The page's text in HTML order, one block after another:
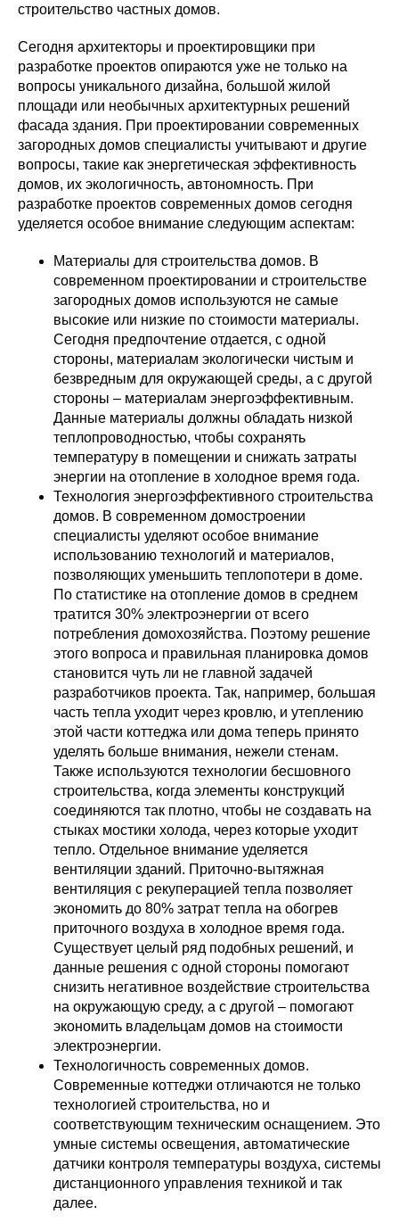
строительство частных домов.
Сегодня архитекторы и проектировщики при
разработке проектов опираются уже не только на
вопросы уникального дизайна, большой жилой
площади или необычных архитектурных решений
фасада здания. При проектировании современных
загородных домов специалисты учитывают и другие
вопросы, такие как энергетическая эффективность
домов, их экологичность, автономность. При
разработке проектов современных домов сегодня
уделяется особое внимание следующим аспектам:
Материалы для строительства домов. В
современном проектировании и строительстве
загородных домов используются не самые
высокие или низкие по стоимости материалы.
Сегодня предпочтение отдается, с одной
стороны, материалам экологически чистым и
безвредным для окружающей среды, а с другой
стороны – материалам энергоэффективным.
Данные материалы должны обладать низкой
теплопроводностью, чтобы сохранять
температуру в помещении и снижать затраты
энергии на отопление в холодное время года.
Технология энергоэффективного строительства
домов. В современном домостроении
специалисты уделяют особое внимание
использованию технологий и материалов,
позволяющих уменьшить теплопотери в доме.
По статистике на отопление домов в среднем
тратится 30% электроэнергии от всего
потребления домохозяйства. Поэтому решение
этого вопроса и правильная планировка домов
становится чуть ли не главной задачей
разработчиков проекта. Так, например, большая
часть тепла уходит через кровлю, и утеплению
этой части коттеджа или дома теперь принято
уделять больше внимания, нежели стенам.
Также используются технологии бесшовного
строительства, когда элементы конструкций
соединяются так плотно, чтобы не создавать на
стыках мостики холода, через которые уходит
тепло. Отдельное внимание уделяется
вентиляции зданий. Приточно-вытяжная
вентиляция с рекуперацией тепла позволяет
экономить до 80% затрат тепла на обогрев
приточного воздуха в холодное время года.
Существует целый ряд подобных решений, и
данные решения с одной стороны помогают
снизить негативное воздействие строительства
на окружающую среду, а с другой – помогают
экономить владельцам домов на стоимости
электроэнергии.
Технологичность современных домов.
Современные коттеджи отличаются не только
технологией строительства, но и
соответствующим техническим оснащением. Это
умные системы освещения, автоматические
датчики контроля температуры воздуха, системы
дистанционного управления техникой и так
далее.